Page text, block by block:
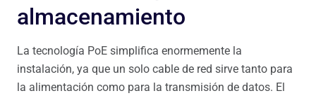
almacenamiento
La tecnología PoE simplifica enormemente la
instalación, ya que un solo cable de red sirve tanto para
la alimentación como para la transmisión de datos. El